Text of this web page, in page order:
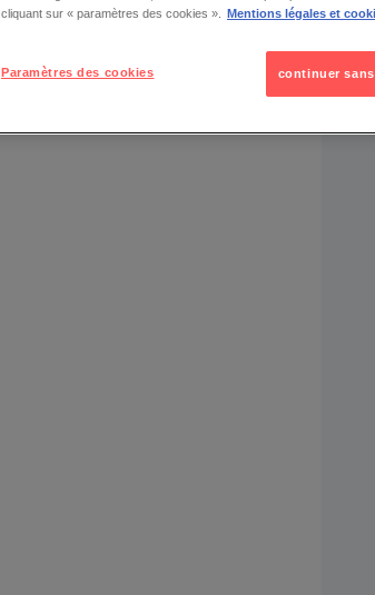
cliquant sur « paramètres des cookies ».
Mentions légales et
Paramètres des cookies continuer